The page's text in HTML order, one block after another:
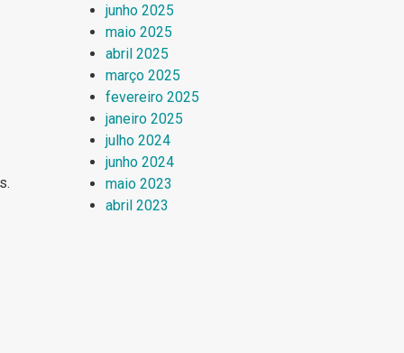
junho 2025
maio 2025
abril 2025
março 2025
fevereiro 2025
janeiro 2025
julho 2024
junho 2024
maio 2023
abril 2023